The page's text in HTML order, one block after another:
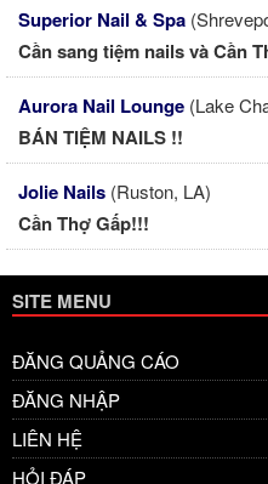
Superior Nail & Spa
Cần sang tiệm nails và Cần
Aurora Nail Lounge (Lake
BÁN TIỆM NAILS !!
Jolie Nails (Ruston, LA)
Cần Thợ Gấp!!!
SITE MENU
ĐĂNG QUẢNG CÁO
ĐĂNG NHẬP
LIÊN HỆ
HỎI ĐÁP